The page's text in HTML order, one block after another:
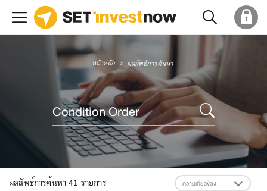
หน้าหลัก ผลลัพธ์การค้นหา
ผลลัพธ์การค้นหา 41 รายการ ความเกี่ยวข้อง